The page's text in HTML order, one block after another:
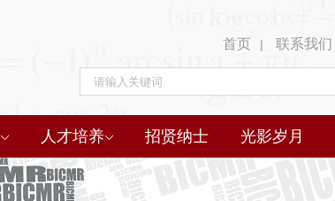
首页 | 联系我们
人才培养 招贤纳士 光影岁月